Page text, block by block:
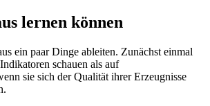
lernen können
ein paar Dinge ableiten. Zunächst einmal
schauen als auf
sie sich der Qualität ihrer Erzeugnisse